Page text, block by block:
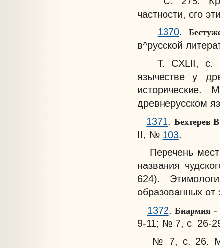
частности, ого
1370.
в^русской
Т. CXLII, с. 3-
язычестве у
древнерусском
1371
Бехтерев
II, № 103.
Перечень
названия
624).
образованных от
1372.Биармия-
9-11; № 7, с. 26-
№ 7, с. 26.